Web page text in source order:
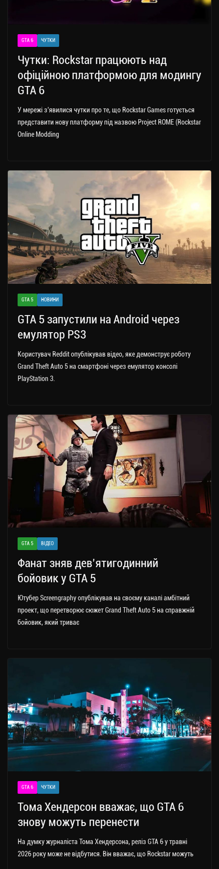
GTA 6 ЧУТКИ
Чутки: Rockstar працюють над
офіційною платформою для модингу
GTA 6
У мережі з’явилися чутки про те, що Rockstar Games готується
представити нову платформу під назвою Project ROME (Rockstar
Online Modding
GTA 5 НОВИНИ
GTA 5 запустили на Android через
емулятор PS3
Користувач Reddit опублікував відео, яке демонструє роботу
Grand Theft Auto 5 на смартфоні через емулятор консолі
PlayStation 3.
GTA 5 ВІДЕО
Фанат зняв дев’ятигодинний
бойовик у GTA 5
Ютубер Screengraphy опублікував на своєму каналі амбітний
проект, що перетворює сюжет Grand Theft Auto 5 на справжній
бойовик, який триває
GTA 6 ЧУТКИ
Тома Хендерсон вважає, що GTA 6
знову можуть перенести
На думку журналіста Тома Хендерсона, реліз GTA 6 у травні
2026 року може не відбутися. Він вважає, що Rockstar можуть